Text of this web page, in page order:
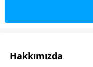
Hakkımızda